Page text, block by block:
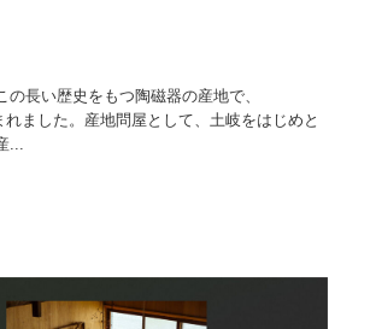
の長い歴史をもつ陶磁器の産地で、
れました。産地問屋として、土岐をはじめと
...